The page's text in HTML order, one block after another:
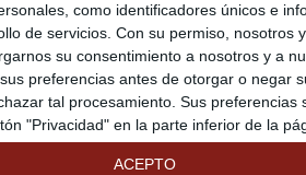
como identificadores únicos e
de servicios. Con su permiso, nosotros
su consentimiento a nosotros y a
preferencias antes de otorgar o negar
tal procesamiento. Sus preferencias
"Privacidad" en la parte inferior de la
ACEPTO